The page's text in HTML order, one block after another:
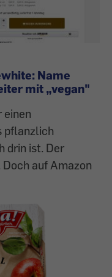
Name
mit „vegan"
einen
pflanzlich
drin ist. Der
auf Amazon